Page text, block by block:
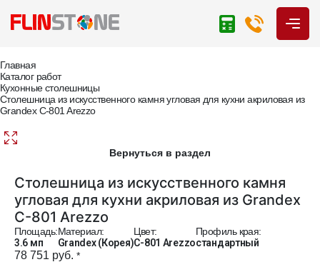
Главная
Каталог работ
Кухонные столешницы
Столешница из искусственного камня угловая для кухни акриловая из
Grandex C-801 Arezzo
Вернуться в раздел
Столешница из искусственного камня
угловая для кухни акриловая из Grandex
C-801 Arezzo
Площадь:
3.6 мп
Материал:
Grandex (Корея)
Цвет:
C-801 Arezzo
Профиль края:
стандартный
78 751 руб. *